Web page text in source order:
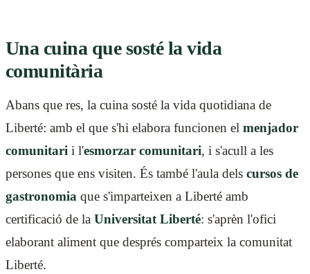
Una cuina que sosté la vida
comunitària
Abans que res, la cuina sosté la vida quotidiana de
Liberté: amb el que s'hi elabora funcionen el menjador
comunitari i l'esmorzar comunitari, i s'acull a les
persones que ens visiten. És també l'aula dels cursos de
gastronomia que s'imparteixen a Liberté amb
certificació de la Universitat Liberté: s'aprèn l'ofici
elaborant aliment que després comparteix la comunitat
Liberté.